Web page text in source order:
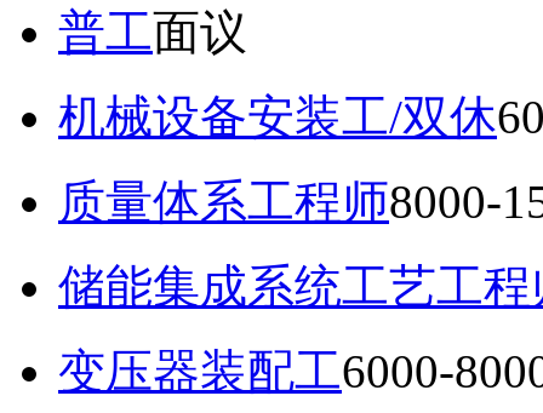
普工面议
机械设备安装工/双休
质量体系工程师8000-
储能集成系统工艺工程
变压器装配工6000-